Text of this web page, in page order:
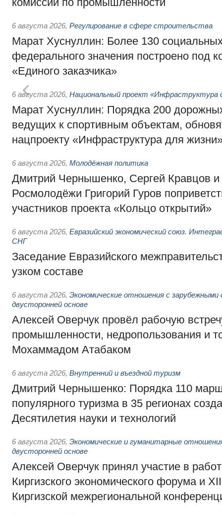
6 августа 2026, Регулирование в сфере строительства
Марат Хуснуллин: Более 130
федерального значения построено под
«Единого заказчика»
6 августа 2026, Национальный проект «Инфраструктура
Марат Хуснуллин: Порядка 200
ведущих к спортивным объектам,
нацпроекту «Инфраструктура для
6 августа 2026, Молодёжная политика
Дмитрий Чернышенко, Сергей Кравцов и
Росмолодёжи Григорий Гуров
участников проекта «Кольцо открытий»
6 августа 2026, Евразийский экономический союз.
СНГ
Заседание Евразийского
узком составе
6 августа 2026, Экономические отношения с
двусторонней основе
Алексей Оверчук провёл рабочую
промышленности, недропользования и
Мохаммадом Атабаком
6 августа 2026, Внутренний и въездной туризм
Дмитрий Чернышенко: Порядка 110
популярного туризма в 35 регионах
Десятилетия науки и технологий
6 августа 2026, Экономические и гуманитарные
двусторонней основе
Алексей Оверчук принял участие в
Киргизского экономического форума и
Киргизской межрегиональной